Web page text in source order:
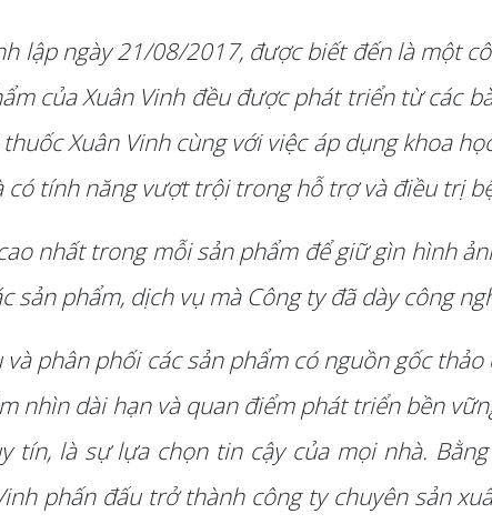
lập ngày 21/08/2017, được biết đến là một
của Xuân Vinh đều được phát triển từ các
Xuân Vinh cùng với việc áp dụng khoa
tính năng vượt trội trong hỗ trợ và điều trị
nhất trong mỗi sản phẩm để giữ gìn hình
sản phẩm, dịch vụ mà Công ty đã dày công
phân phối các sản phẩm có nguồn gốc
nhìn dài hạn và quan điểm phát triển bền
là sự lựa chọn tin cậy của mọi nhà.
phấn đấu trở thành công ty chuyên sản